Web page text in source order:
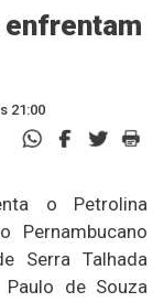
21:00
o Petrolina
Pernambucano
Serra Talhada
de Souza